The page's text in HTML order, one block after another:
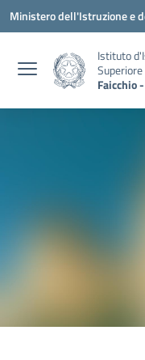
Vai ai contenuti
Vai al menu di navigazione
Vai al footer
Ministero dell'Istruzione e
Istituto
Superiore
Faicchio